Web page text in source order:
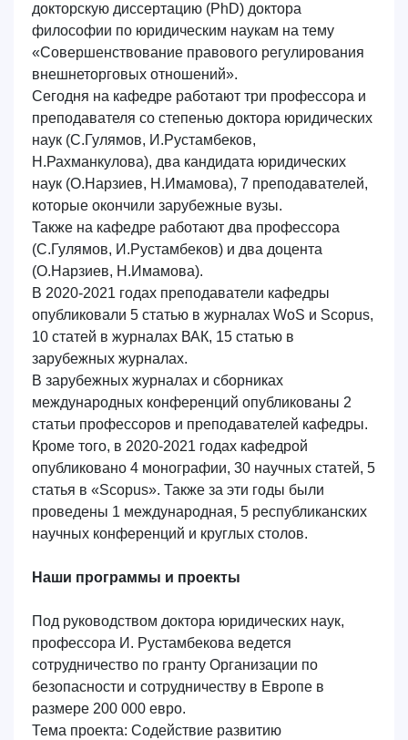
докторскую диссертацию (PhD) доктора
философии по юридическим наукам на тему
«Совершенствование правового регулирования
внешнеторговых отношений».
Сегодня на кафедре работают три профессора и
преподавателя со степенью доктора юридических
наук (С.Гулямов, И.Рустамбеков,
Н.Рахманкулова), два кандидата юридических
наук (О.Нарзиев, Н.Имамова), 7 преподавателей,
которые окончили зарубежные вузы.
Также на кафедре работают два профессора
(С.Гулямов, И.Рустамбеков) и два доцента
(О.Нарзиев, Н.Имамова).
В 2020-2021 годах преподаватели кафедры
опубликовали 5 статью в журналах WoS и Scopus,
10 статей в журналах ВАК, 15 статью в
зарубежных журналах.
В зарубежных журналах и сборниках
международных конференций опубликованы 2
статьи профессоров и преподавателей кафедры.
Кроме того, в 2020-2021 годах кафедрой
опубликовано 4 монографии, 30 научных статей, 5
статья в «Scopus». Также за эти годы были
проведены 1 международная, 5 республиканских
научных конференций и круглых столов.
Наши программы и проекты
Под руководством доктора юридических наук,
профессора И. Рустамбекова ведется
сотрудничество по гранту Организации по
безопасности и сотрудничеству в Европе в
размере 200 000 евро.
Тема проекта: Содействие развитию